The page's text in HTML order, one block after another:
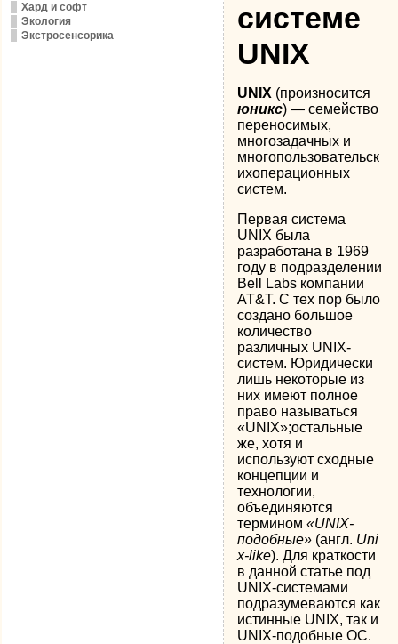
Хард и софт
Экология
Экстросенсорика
системе
UNIX
UNIX (произносится
юникс) — семейство
переносимых,
многозадачных и
многопользовательск
ихоперационных
систем.
Первая система
UNIX была
разработана в 1969
году в подразделении
Bell Labs компании
AT&T. С тех пор было
создано большое
количество
различных UNIX-
систем. Юридически
лишь некоторые из
них имеют полное
право называться
«UNIX»;остальные
же, хотя и
используют сходные
концепции и
технологии,
объединяются
термином«UNIX-
подобные» (англ. Uni
x-like). Для краткости
в данной статье под
UNIX-системами
подразумеваются как
истинные UNIX, так и
UNIX-подобные ОС.